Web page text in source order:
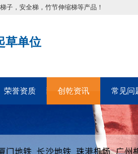
子，安全梯，竹节伸缩梯等产品！
草单位
荣誉资质 创乾资讯 常见问